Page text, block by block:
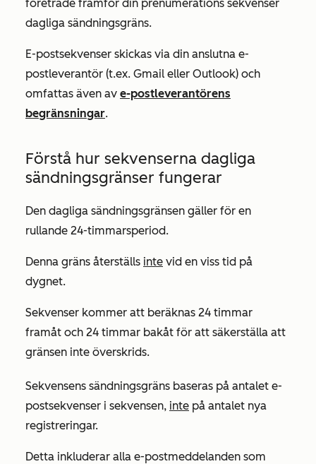
företräde framför din prenumerations sekvenser
dagliga sändningsgräns.
E-postsekvenser skickas via din anslutna e-
postleverantör (t.ex. Gmail eller Outlook) och
omfattas även av e-postleverantörens
begränsningar.
Förstå hur sekvenserna dagliga
sändningsgränser fungerar
Den dagliga sändningsgränsen gäller för en
rullande 24-timmarsperiod.
Denna gräns återställs inte vid en viss tid på
dygnet.
Sekvenser kommer att beräknas 24 timmar
framåt och 24 timmar bakåt för att säkerställa att
gränsen inte överskrids.
Sekvensens sändningsgräns baseras på antalet e-
postsekvenser i sekvensen, inte på antalet nya
registreringar.
Detta inkluderar alla e-postmeddelanden som